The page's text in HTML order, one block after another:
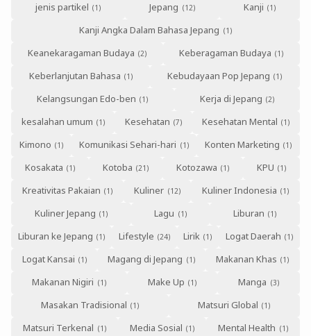
jenis partikel
Jepang
Kanji
Kanji Angka Dalam Bahasa Jepang
Keanekaragaman Budaya
Keberagaman Budaya
Keberlanjutan Bahasa
Kebudayaan Pop Jepang
Kelangsungan Edo-ben
Kerja di Jepang
kesalahan umum
Kesehatan
Kesehatan Mental
Kimono
Komunikasi Sehari-hari
Konten Marketing
Kosakata
Kotoba Kotozawa
KPU
Kreativitas Pakaian
Kuliner
Kuliner Indonesia
Kuliner Jepang
Lagu
Liburan
Liburan ke Jepang
Lifestyle Lirik
Logat Daerah
Logat Kansai
Magang di Jepang
Makanan Khas
Makanan Nigiri
Make Up
Manga
Masakan Tradisional
Matsuri Global
Matsuri Terkenal
Media Sosial
Mental Health